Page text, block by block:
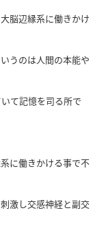
脳辺縁系に働きかけ
うのは人間の本能や
て記憶を司る所で
に働きかける事で不
激し交感神経と副交